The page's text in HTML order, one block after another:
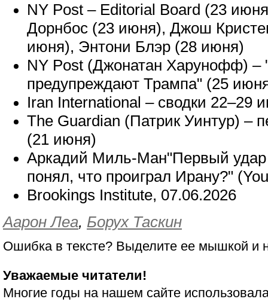
NY Post – Editorial Board (23
Дорнбос (23 июня), Джош
июня), Энтони Блэр (28 июня)
NY Post (Джонатан Харунофф) –
предупреждают Трампа" (25
Iran International – сводки 22–29
The Guardian (Патрик Уинтур) –
(21 июня)
Аркадий Миль-Ман"Первый
понял, что проиграл Ирану?"
Brookings Institute, 07.06.2026
Аарон Леа, Борух Таскин
Ошибка в тексте? Выделите ее мышкой и
Уважаемые читатели!
Многие годы на нашем сайте